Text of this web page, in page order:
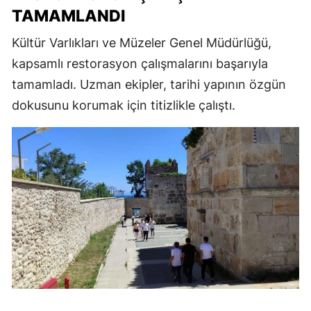
TAMAMLANDI
Kültür Varlıkları ve Müzeler Genel Müdürlüğü,
kapsamlı restorasyon çalışmalarını başarıyla
tamamladı. Uzman ekipler, tarihi yapının özgün
dokusunu korumak için titizlikle çalıştı.